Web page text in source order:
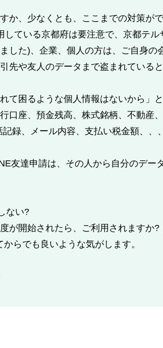
か、少なくとも、ここまでの対策が
している京都府は要注意で、京都テ
した)、企業、個人の方は、ご自身の
先や友人のデータまで盗まれている
て困るような個人情報はないから」
口座、預金残高、株式銘柄、不動産
録、メール内容、支払い税金額、、
友達申請は、その人から自分のデー
ない?
が開始されたら、ご利用されますか?
らでも良いような気がします。